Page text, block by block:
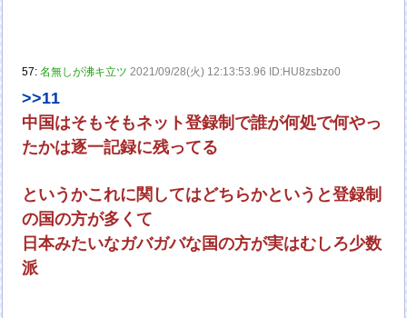
57:名無しが沸キ立ツ 2021/09/28(火) 12:13:53.96 ID:HU8zsbzo0
>>11
中国はそもそもネット登録制で誰が何処で何やっ
たかは逐一記録に残ってる
というかこれに関してはどちらかというと登録制
の国の方が多くて
日本みたいなガバガバな国の方が実はむしろ少数
派